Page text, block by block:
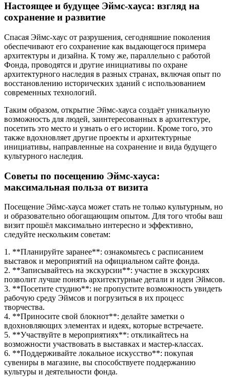
Настоящее и будущее Эймс-хауса: взгляд на
сохранение и развитие
Спасая Эймс-хаус от разрушения, сегодняшние поколения
обеспечивают его сохранение как выдающегося примера
архитектуры и дизайна. К тому же, параллельно с работой
Фонда, проводятся и другие инициативы по охране
архитектурного наследия в разных странах, включая опыт по
восстановлению исторических зданий с использованием
современных технологий.
Таким образом, открытие Эймс-хауса создаёт уникальную
возможность для людей, заинтересованных в архитектуре,
посетить это место и узнать о его истории. Кроме того, это
также вдохновляет другие проекты и архитектурные
инициативы, направленные на сохранение и вида будущего
культурного наследия.
Советы по посещению Эймс-хауса:
максимальная польза от визита
Посещение Эймс-хауса может стать не только культурным, но
и образовательно обогащающим опытом. Для того чтобы ваш
визит прошёл максимально интересно и эффективно,
следуйте нескольким советам:
1. **Планируйте заранее**: ознакомьтесь с расписанием
выставок и мероприятий на официальном сайте фонда.
2. **Записывайтесь на экскурсии**: участие в экскурсиях
позволит лучше понять архитектурные детали и идеи Эймсов.
3. **Посетите студию**: не пропустите возможность увидеть
рабочую среду Эймсов и погрузиться в их процесс
творчества.
4. **Приносите свой блокнот**: делайте заметки о
вдохновляющих элементах и идеях, которые встречаете.
5. **Участвуйте в мероприятиях**: откликайтесь на
возможности участвовать в выставках и мастер-классах.
6. **Поддерживайте локальное искусство**: покупая
сувениры в магазине, вы способствуете поддержанию
культуры и деятельности фонда.